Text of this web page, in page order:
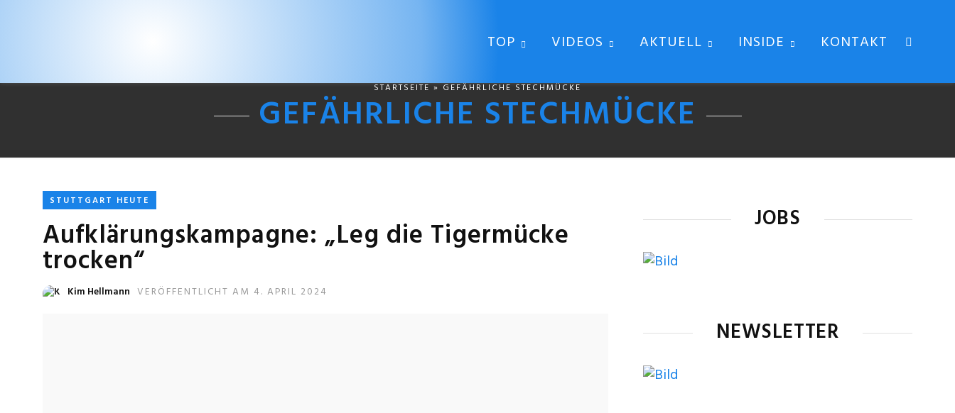
TOP VIDEOS AKTUELL INSIDE KONTAKT
STARTSEITE » GEFÄHRLICHE STECHMÜCKE
GEFÄHRLICHE STECHMÜCKE
STUTTGART HEUTE
Aufklärungskampagne: „Leg die Tigermücke
trocken“
Kim Hellmann VERÖFFENTLICHT AM 4. APRIL 2024
JOBS
NEWSLETTER